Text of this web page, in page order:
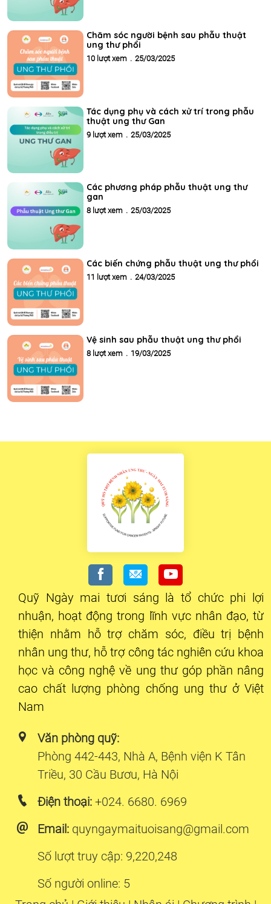
Chăm sóc người bệnh sau phẫu thuật
ung thư phổi
10 lượt xem . 25/03/2025
Tác dụng phụ và cách xử trí trong phẫu
thuật ung thư Gan
9 lượt xem . 25/03/2025
Các phương pháp phẫu thuật ung thư
gan
8 lượt xem . 25/03/2025
Các biến chứng phẫu thuật ung thư phổi
11 lượt xem . 24/03/2025
Vệ sinh sau phẫu thuật ung thư phổi
8 lượt xem . 19/03/2025
Quỹ Ngày mai tươi sáng là tổ chức phi lợi
nhuận, hoạt động trong lĩnh vực nhân đạo, từ
thiện nhằm hỗ trợ chăm sóc, điều trị bệnh
nhân ung thư, hỗ trợ công tác nghiên cứu khoa
học và công nghệ về ung thư góp phần nâng
cao chất lượng phòng chống ung thư ở Việt
Nam
Văn phòng quỹ:
Phòng 442-443, Nhà A, Bệnh viện K Tân
Triều, 30 Cầu Bươu, Hà Nội
Điện thoại: +024. 6680. 6969
Email: quyngaymaituoisang@gmail.com
Số lượt truy cập: 9,220,248
Số người online: 5